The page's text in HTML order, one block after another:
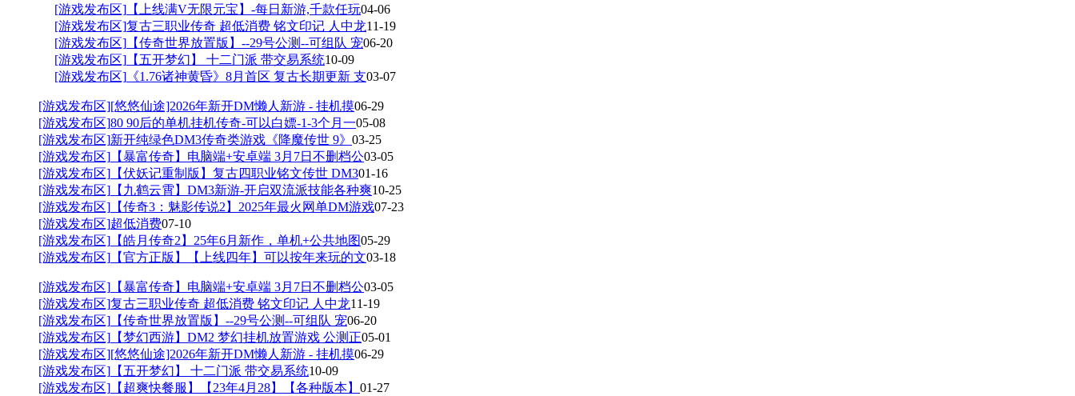
[游戏发布区] 【上线满V无限元宝】-每日新游,千款任玩04-06
[游戏发布区]复古三职业传奇 超低消费 铭文印记 人中龙11-19
[游戏发布区] 【传奇世界放置版】--29号公测--可组队 宠06-20
[游戏发布区] 【五开梦幻】 十二门派 带交易系统10-09
[游戏发布区] 《1.76诸神黄昏》8月首区 复古长期更新 支03-07
[游戏发布区][悠悠仙途]2026年新开DM懒人新游 - 挂机摸06-29
[游戏发布区]80 90后的单机挂机传奇-可以白嫖-1-3个月一05-08
[游戏发布区]新开纯绿色DM3传奇类游戏《降魔传世 9》 03-25
[游戏发布区] 【暴富传奇】电脑端+安卓端 3月7日不删档公03-05
[游戏发布区] 【伏妖记重制版】复古四职业铭文传世 DM301-16
[游戏发布区] 【九鹤云霄】DM3新游-开启双流派技能各种爽10-25
[游戏发布区] 【传奇3：魅影传说2】2025年最火网单DM游戏07-23
[游戏发布区]超低消费07-10
[游戏发布区] 【皓月传奇2】25年6月新作，单机+公共地图05-29
[游戏发布区] 【官方正版】【上线四年】可以按年来玩的文03-18
[游戏发布区] 【暴富传奇】电脑端+安卓端 3月7日不删档公03-05
[游戏发布区]复古三职业传奇 超低消费 铭文印记 人中龙11-19
[游戏发布区] 【传奇世界放置版】--29号公测--可组队 宠06-20
[游戏发布区] 【梦幻西游】DM2 梦幻挂机放置游戏 公测正05-01
[游戏发布区][悠悠仙途]2026年新开DM懒人新游 - 挂机摸06-29
[游戏发布区] 【五开梦幻】 十二门派 带交易系统10-09
[游戏发布区] 【超爽快餐服】【23年4月28】【各种版本】 01-27